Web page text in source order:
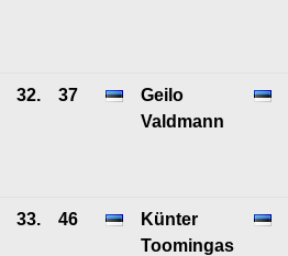
32. 37
Geilo
Valdmann
33. 46
Künter
Toomingas